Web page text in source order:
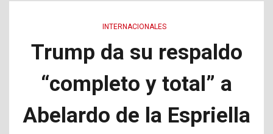
INTERNACIONALES
Trump da su respaldo
“completo y total” a
Abelardo de la Espriella